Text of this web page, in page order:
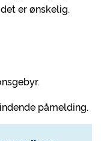
er ønskelig.
påmelding.